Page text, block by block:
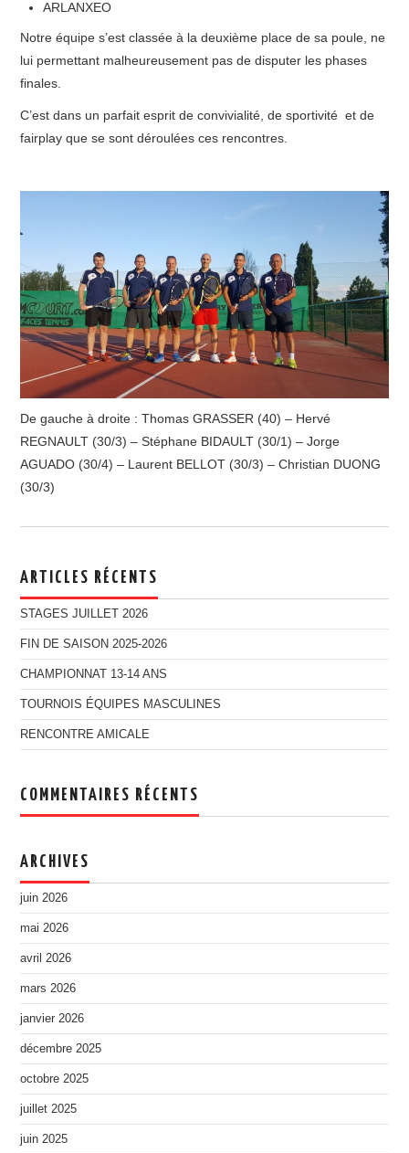
ARLANXEO
Notre équipe s’est classée à la deuxième place de sa poule, ne
lui permettant malheureusement pas de disputer les phases
finales.
C’est dans un parfait esprit de convivialité, de sportivité et de
fairplay que se sont déroulées ces rencontres.
De gauche à droite : Thomas GRASSER (40) – Hervé
REGNAULT (30/3) – Stéphane BIDAULT (30/1) – Jorge
AGUADO (30/4) – Laurent BELLOT (30/3) – Christian DUONG
(30/3)
ARTICLES RÉCENTS
STAGES JUILLET 2026
FIN DE SAISON 2025-2026
CHAMPIONNAT 13-14 ANS
TOURNOIS ÉQUIPES MASCULINES
RENCONTRE AMICALE
COMMENTAIRES RÉCENTS
ARCHIVES
juin 2026
mai 2026
avril 2026
mars 2026
janvier 2026
décembre 2025
octobre 2025
juillet 2025
juin 2025